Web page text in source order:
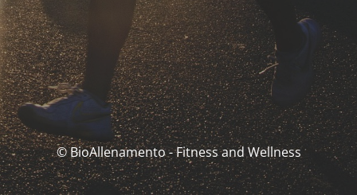
© BioAllenamento - Fitness and Wellness